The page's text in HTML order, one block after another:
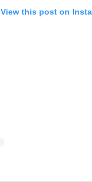
View this post on